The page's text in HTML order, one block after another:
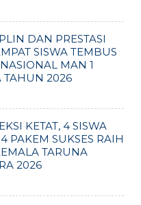
DAN PRESTASI
SISWA TEMBUS
MAN 1
TAHUN 2026
KETAT, 4 SISWA
PAKEM SUKSES RAIH
TARUNA
2026